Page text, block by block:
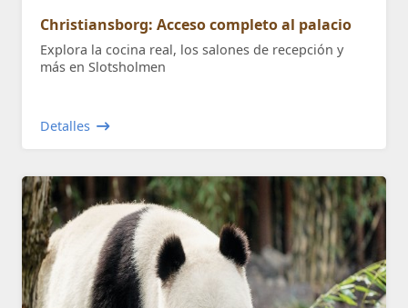
Christiansborg: Acceso completo al palacio
Explora la cocina real, los salones de recepción y
más en Slotsholmen
Detalles